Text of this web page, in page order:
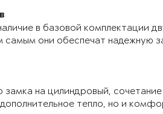
в базовой комплектации
самым они обеспечат надежную
замка на цилиндровый,
тепло, но и